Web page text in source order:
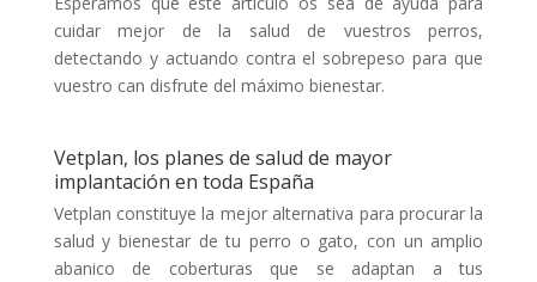
cuidar mejor de la salud de vuestros perros,
detectando y actuando contra el sobrepeso para que
vuestro can disfrute del máximo bienestar.
Vetplan, los planes de salud de mayor
implantación en toda España
Vetplan constituye la mejor alternativa para procurar la
salud y bienestar de tu perro o gato, con un amplio
abanico de coberturas que se adaptan a tus